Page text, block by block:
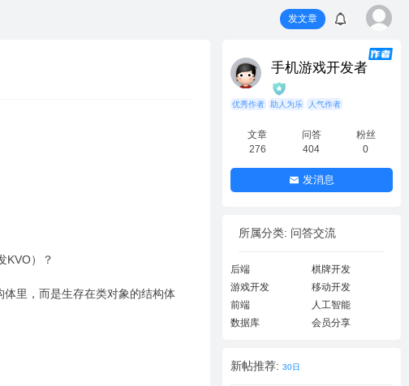
发文章
KVO）？
里，而是生存在类对象的结构体
手机游戏开发者
优秀作者 助人为乐 人气作者
文章
276
问答
404
粉丝
0
发消息
所属分类: 问答交流
后端
棋牌开发
游戏开发
移动开发
前端
人工智能
数据库
会员分享
新帖推荐: 30日